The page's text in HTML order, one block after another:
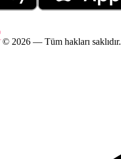
© 2026 — Tüm hakları saklıdır.